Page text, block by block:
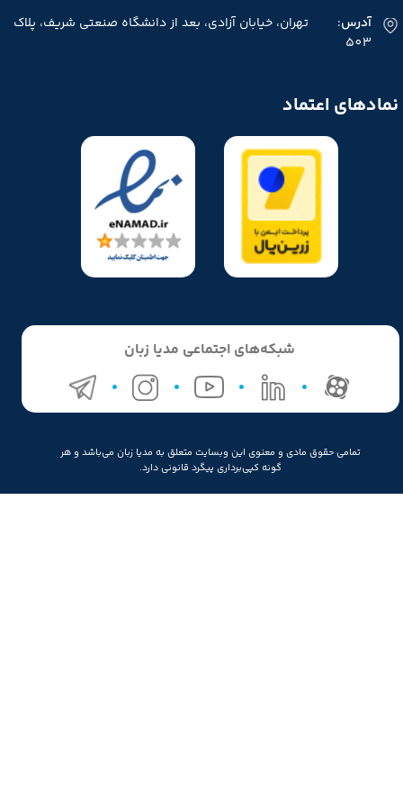
نمادهای اعتماد
تمامی حقوق مادی و معنوی این وبسایت متعلق به مدیا زبان می‌باشد و هر
گونه کپی‌برداری پیگرد قانونی دارد.
آدرس: تهران، خیابان آزادی، بعد از دانشگاه صنعتی شریف، پلاک
503
شبکه‌های اجتماعی مدیا زبان